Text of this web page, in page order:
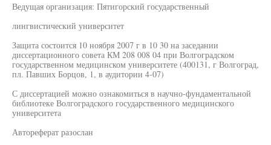
Ведущая организация: Пятигорский государственный
лингвистический университет
Защита состоится 10 ноября 2007 г в 10 30 на заседании
диссертационного совета КМ 208 008 04 при Волгоградском
государственном медицинском университете (400131, г Волгоград,
пл. Павших Борцов, 1, в аудитории 4-07)
С диссертацией можно ознакомиться в научно-фундаментальной
библиотеке Волгоградского государственного медицинского
университета
Автореферат разослан